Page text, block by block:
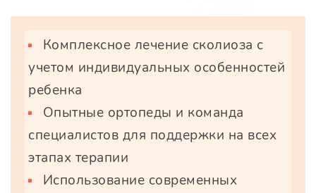
Комплексное лечение сколиоза с
учетом индивидуальных особенностей
ребенка
Опытные ортопеды и команда
специалистов для поддержки на всех
этапах терапии
Использование современных